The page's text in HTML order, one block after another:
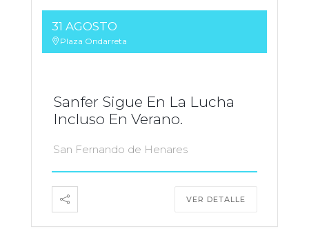
31 AGOSTO
Plaza Ondarreta
Sanfer Sigue En La Lucha
Incluso En Verano.
San Fernando de Henares
VER DETALLE